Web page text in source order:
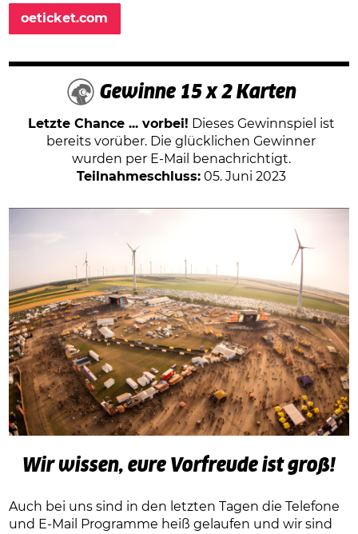
oeticket.com
Gewinne 15 x 2 Karten
Letzte Chance ... vorbei! Dieses Gewinnspiel ist
bereits vorüber. Die glücklichen Gewinner
wurden per E-Mail benachrichtigt.
Teilnahmeschluss:05. Juni 2023
Wir wissen, eure Vorfreude ist groß!
Auch bei uns sind in den letzten Tagen die Telefone
und E-Mail Programme heiß gelaufen und wir sind